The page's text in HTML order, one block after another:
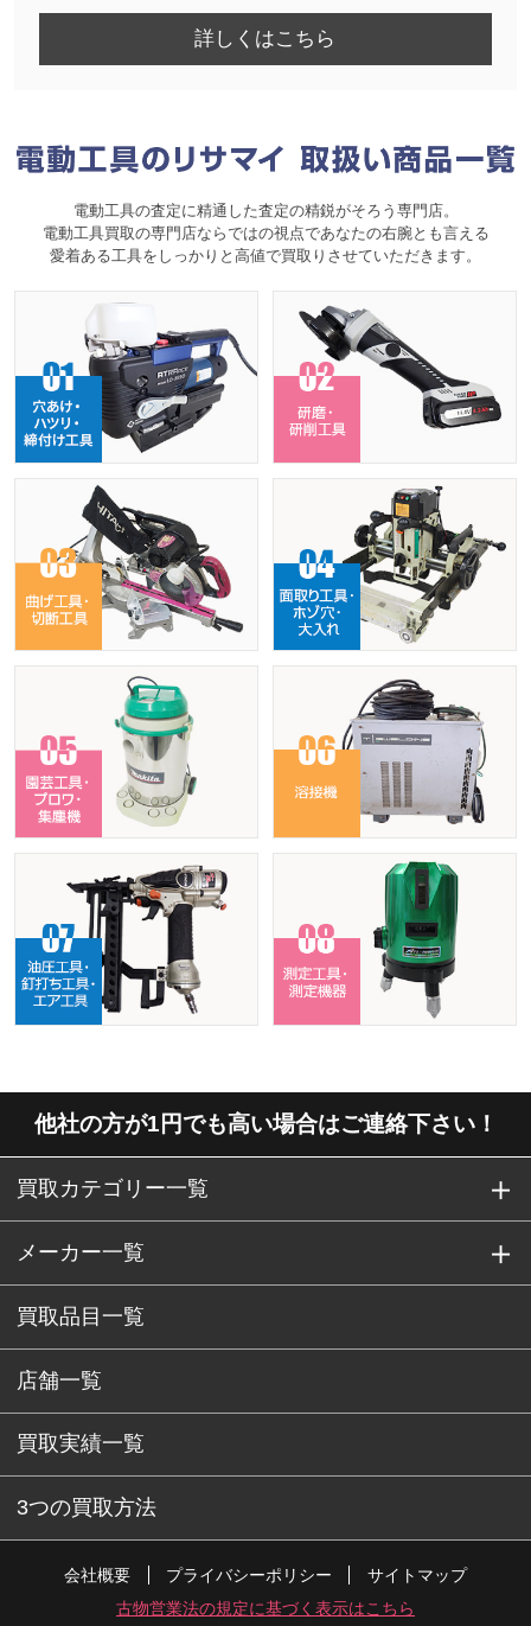
詳しくはこちら
電動工具の査定に精通した査定の精鋭がそろう専門店。
電動工具買取の専門店ならではの視点であなたの右腕とも言える
愛着ある工具をしっかりと高値で買取りさせていただきます。
他社の方が1円でも高い場合はご連絡下さい！
買取カテゴリー一覧
メーカー一覧
買取品目一覧
店舗一覧
買取実績一覧
3つの買取方法
会社概要 プライバシーポリシー
サイトマップ
古物営業法の規定に基づく表示はこちら